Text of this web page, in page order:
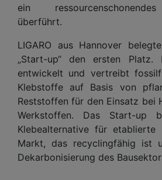
ein
überführt.
LIGARO aus Hannover
„Start-up“ den ersten Platz.
entwickelt und vertreibt
Klebstoffe auf Basis von
Reststoffen für den Einsatz bei
Werkstoffen. Das Start-up
Klebealternative für etablierte
Markt, das recyclingfähig ist
Dekarbonisierung des